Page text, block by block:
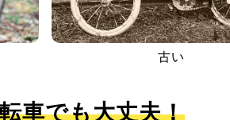
古い
車でも大丈夫！